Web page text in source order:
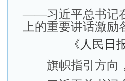
——习近平总书记
上的重要讲话激
《人民日
旗帜指引方向，